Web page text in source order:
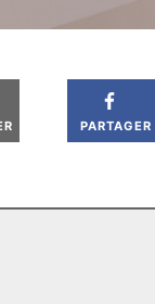
PARTAGER